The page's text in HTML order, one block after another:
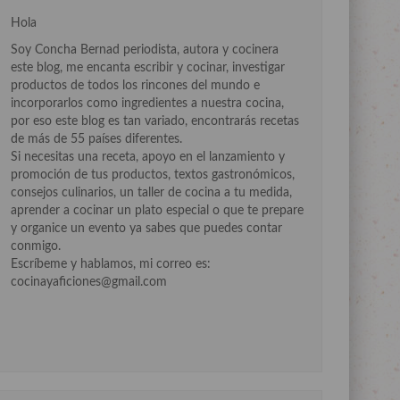
Hola
Soy Concha Bernad periodista, autora y cocinera
este blog, me encanta escribir y cocinar, investigar
productos de todos los rincones del mundo e
incorporarlos como ingredientes a nuestra cocina,
por eso este blog es tan variado, encontrarás recetas
de más de 55 países diferentes.
Si necesitas una receta, apoyo en el lanzamiento y
promoción de tus productos, textos gastronómicos,
consejos culinarios, un taller de cocina a tu medida,
aprender a cocinar un plato especial o que te prepare
y organice un evento ya sabes que puedes contar
conmigo.
Escríbeme y hablamos, mi correo es:
cocinayaficiones@gmail.com